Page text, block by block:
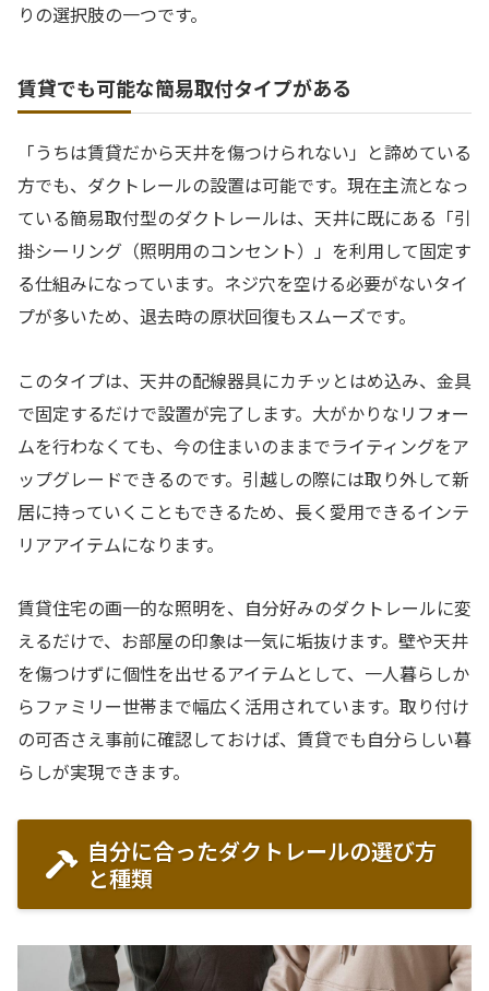
りの選択肢の一つです。
賃貸でも可能な簡易取付タイプがある
「うちは賃貸だから天井を傷つけられない」と諦めている
方でも、ダクトレールの設置は可能です。現在主流となっ
ている簡易取付型のダクトレールは、天井に既にある「引
掛シーリング（照明用のコンセント）」を利用して固定す
る仕組みになっています。ネジ穴を空ける必要がないタイ
プが多いため、退去時の原状回復もスムーズです。
このタイプは、天井の配線器具にカチッとはめ込み、金具
で固定するだけで設置が完了します。大がかりなリフォー
ムを行わなくても、今の住まいのままでライティングをア
ップグレードできるのです。引越しの際には取り外して新
居に持っていくこともできるため、長く愛用できるインテ
リアアイテムになります。
賃貸住宅の画一的な照明を、自分好みのダクトレールに変
えるだけで、お部屋の印象は一気に垢抜けます。壁や天井
を傷つけずに個性を出せるアイテムとして、一人暮らしか
らファミリー世帯まで幅広く活用されています。取り付け
の可否さえ事前に確認しておけば、賃貸でも自分らしい暮
らしが実現できます。
自分に合ったダクトレールの選び方
と種類